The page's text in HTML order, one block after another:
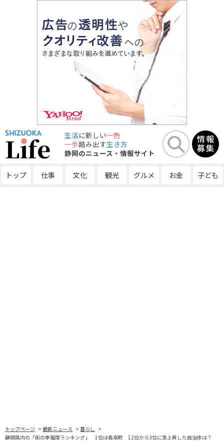
生活に新しい一色
一歩踏み出す生き方
静岡のニュース・情報サイト
トップ 仕事 文化 観光 グルメ お金 子ども
トップページ 最新ニュース
暮らし
静岡県内の「街の幸福度ランキング」 1位は長泉町 12位から3位に急上昇した自治体は？